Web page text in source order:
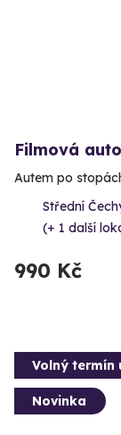
Filmová
Autem po
Střední
(+ 1 další
990 Kč
Volný termín
Novinka